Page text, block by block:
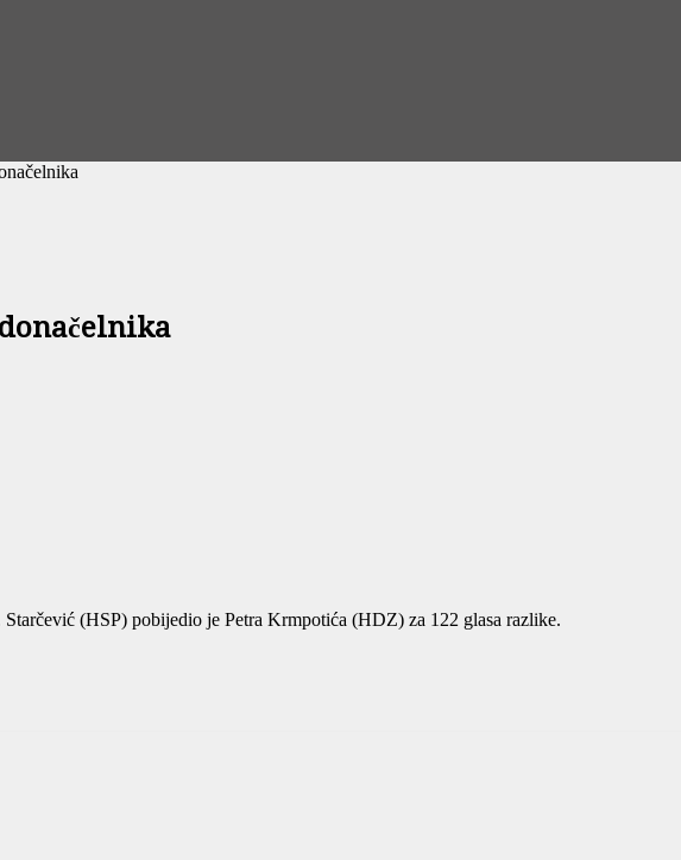
(HSP) pobijedio je Petra Krmpotića (HDZ) za 122 glasa razlike.